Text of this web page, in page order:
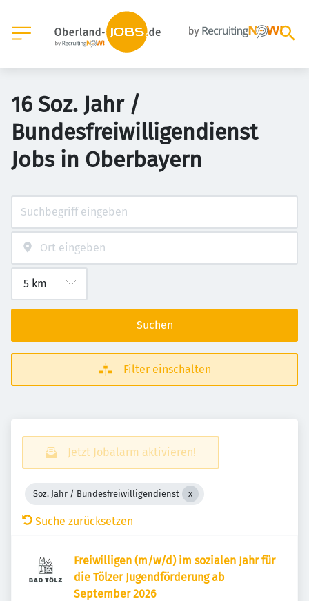
16 Soz. Jahr /
Bundesfreiwilligendienst
Jobs in Oberbayern
Suchen
Filter einschalten
Jetzt Jobalarm aktivieren!
Soz. Jahr / Bundesfreiwilligendienst
Suche zurücksetzen
Freiwilligen (m/w/d) im sozialen Jahr für
die Tölzer Jugendförderung ab
September 2026